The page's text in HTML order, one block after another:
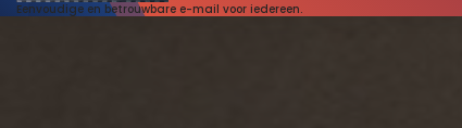
Eenvoudige en betrouwbare e-mail voor iedereen.